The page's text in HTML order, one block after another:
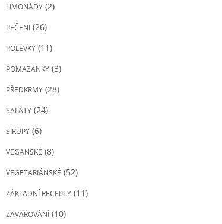
LIMONÁDY(2)
PEČENÍ(26)
POLÉVKY(11)
POMAZÁNKY(3)
PŘEDKRMY(28)
SALÁTY(24)
SIRUPY(6)
VEGANSKÉ (8)
VEGETARIÁNSKÉ (52)
ZÁKLADNÍ RECEPTY(11)
ZAVAŘOVÁNÍ(10)